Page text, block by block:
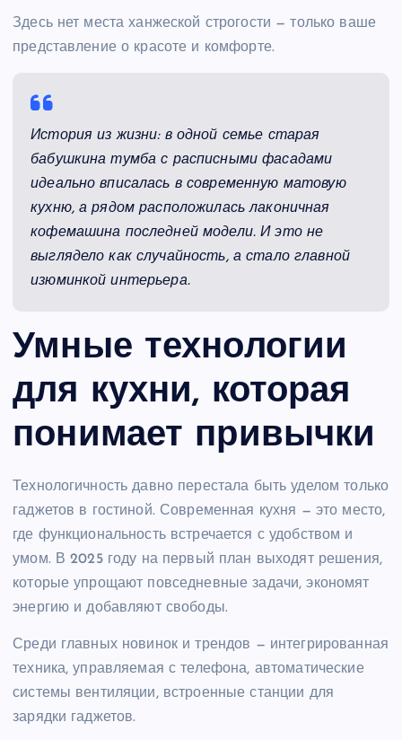
Здесь нет места ханжеской строгости — только ваше
представление о красоте и комфорте.
История из жизни: в одной семье старая
бабушкина тумба с расписными фасадами
идеально вписалась в современную матовую
кухню, а рядом расположилась лаконичная
кофемашина последней модели. И это не
выглядело как случайность, а стало главной
изюминкой интерьера.
Умные технологии
для кухни, которая
понимает привычки
Технологичность давно перестала быть уделом только
гаджетов в гостиной. Современная кухня — это место,
где функциональность встречается с удобством и
умом. В 2025 году на первый план выходят решения,
которые упрощают повседневные задачи, экономят
энергию и добавляют свободы.
Среди главных новинок и трендов — интегрированная
техника, управляемая с телефона, автоматические
системы вентиляции, встроенные станции для
зарядки гаджетов.